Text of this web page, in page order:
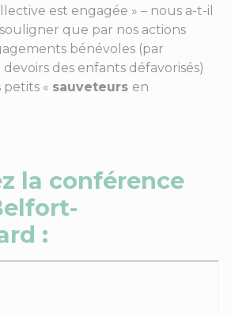
est engagée » – nous a-t-il
que par nos actions
bénévoles (par
des enfants défavorisés)
petits « sauveteurs en
la conférence
: